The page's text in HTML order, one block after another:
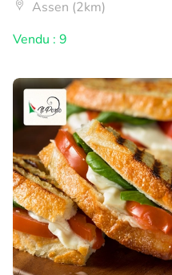
Assen (2km)
Vendu : 9